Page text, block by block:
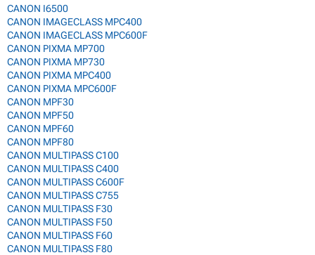
CANON I6500
CANON IMAGECLASS MPC400
CANON IMAGECLASS MPC600F
CANON PIXMA MP700
CANON PIXMA MP730
CANON PIXMA MPC400
CANON PIXMA MPC600F
CANON MPF30
CANON MPF50
CANON MPF60
CANON MPF80
CANON MULTIPASS C100
CANON MULTIPASS C400
CANON MULTIPASS C600F
CANON MULTIPASS C755
CANON MULTIPASS F30
CANON MULTIPASS F50
CANON MULTIPASS F60
CANON MULTIPASS F80